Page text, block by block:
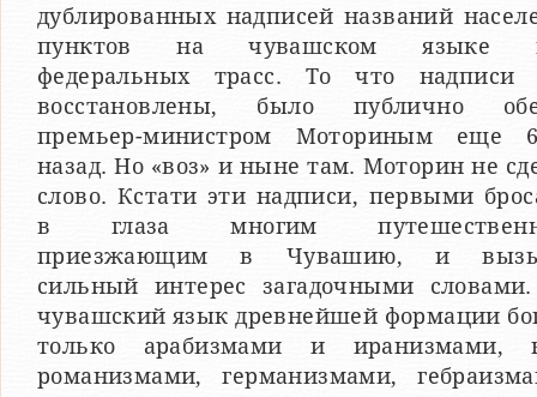
дублированных надписей названий
пунктов на чувашском языке
федеральных трасс. То что надписи
восстановлены, было публично
премьер-министром Моториным еще
назад. Но «воз» и ныне там. Моторин не
слово. Кстати эти надписи, первыми
в глаза многим
приезжающим в Чувашию, и
сильный интерес загадочными
чувашский язык древнейшей формации
только арабизмами и
романизмами, германизмами,